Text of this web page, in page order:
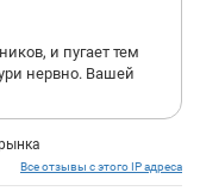
и пугает тем
нервно. Вашей
Все отзывы с этого IP адреса